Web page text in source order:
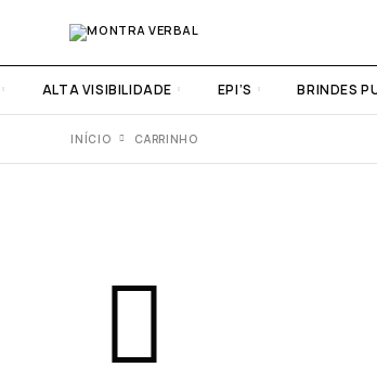
ALTA VISIBILIDADE EPI’S BRINDES
INÍCIO CARRINHO